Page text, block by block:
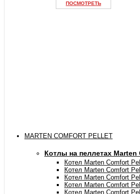
ПОСМОТРЕТЬ
MARTEN COMFORT PELLET
Котлы на пеллетах Marten
Котел Marten Comfort
Котел Marten Comfort
Котел Marten Comfort
Котел Marten Comfort
Котел Marten Comfort